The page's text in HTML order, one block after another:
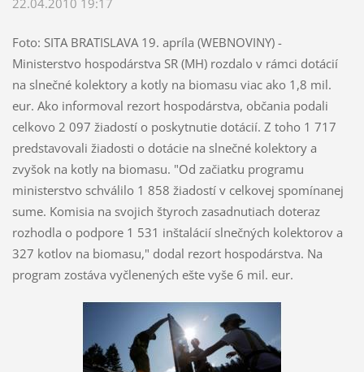
Foto: SITA BRATISLAVA 19. apríla (WEBNOVINY) -
Ministerstvo hospodárstva SR (MH) rozdalo v rámci dotácií
na slnečné kolektory a kotly na biomasu viac ako 1,8 mil.
eur. Ako informoval rezort hospodárstva, občania podali
celkovo 2 097 žiadostí o poskytnutie dotácií. Z toho 1 717
predstavovali žiadosti o dotácie na slnečné kolektory a
zvyšok na kotly na biomasu. "Od začiatku programu
ministerstvo schválilo 1 858 žiadostí v celkovej spomínanej
sume. Komisia na svojich štyroch zasadnutiach doteraz
rozhodla o podpore 1 531 inštalácií slnečných kolektorov a
327 kotlov na biomasu," dodal rezort hospodárstva. Na
program zostáva vyčlenených ešte vyše 6 mil. eur.